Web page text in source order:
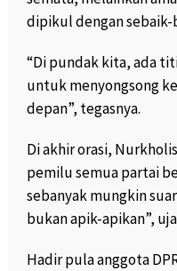
dipikul dengan sebaik-
“Di pundak kita, ada
untuk menyongsong
depan”, tegasnya.
Di akhir orasi,
pemilu semua partai
sebanyak mungkin
bukan apik-apikan”,
Hadir pula anggota